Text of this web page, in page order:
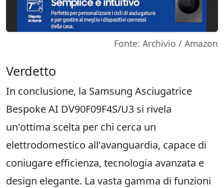
Fonte: Archivio / Amazon
Verdetto
In conclusione, la Samsung Asciugatrice
Bespoke AI DV90F09F4S/U3 si rivela
un'ottima scelta per chi cerca un
elettrodomestico all'avanguardia, capace di
coniugare efficienza, tecnologia avanzata e
design elegante. La vasta gamma di funzioni